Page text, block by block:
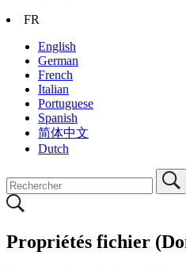
FR
English
German
French
Italian
Portuguese
Spanish
简体中文
Dutch
Propriétés fichier